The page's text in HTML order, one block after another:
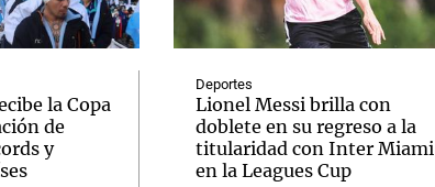
la Copa
de
y
Deportes
Lionel Messi brilla con
doblete en su regreso a la
titularidad con Inter Miami
en la Leagues Cup